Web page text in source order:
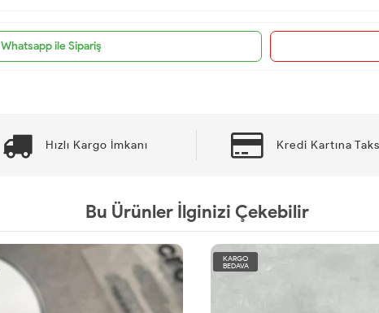
Whatsapp ile Sipariş
Hızlı Kargo İmkanı Kredi Kartına
Bu Ürünler İlginizi Çekebilir
KARGO
BEDAVA